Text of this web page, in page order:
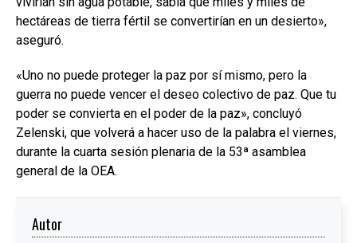
hectáreas de tierra fértil se convertirían en un desierto»,
aseguró.
«Uno no puede proteger la paz por sí mismo, pero la
guerra no puede vencer el deseo colectivo de paz. Que tu
poder se convierta en el poder de la paz», concluyó
Zelenski, que volverá a hacer uso de la palabra el viernes,
durante la cuarta sesión plenaria de la 53ª asamblea
general de la OEA.
Autor